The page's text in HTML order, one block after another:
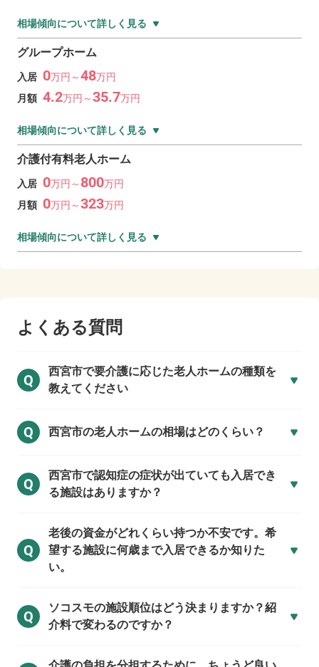
相場傾向について詳しく見る
グループホーム
入居 0万円～48万円
月額 4.2万円～35.7万円
相場傾向について詳しく見る
介護付有料老人ホーム
入居 0万円～ 800万円
月額 0万円～323万円
相場傾向について詳しく見る
よくある質問
Q
西宮市で要介護に応じた老人ホームの種類を
教えてください
Q 西宮市の老人ホームの相場はどのくらい？
Q
西宮市で認知症の症状が出ていても入居でき
る施設はありますか？
Q
老後の資金がどれくらい持つか不安です。希
望する施設に何歳まで入居できるか知りた
い。
Q
ソコスモの施設順位はどう決まりますか？紹
介料で変わるのですか？